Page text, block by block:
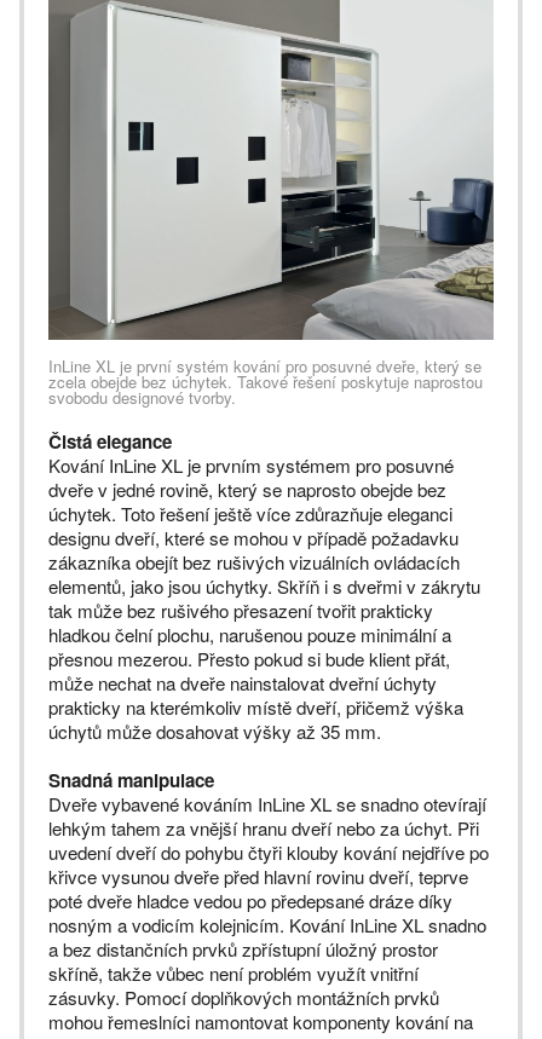
InLine XL je první systém kování pro posuvné dveře, který se
zcela obejde bez úchytek. Takové řešení poskytuje naprostou
svobodu designové tvorby.
Čistá elegance
Kování InLine XL je prvním systémem pro posuvné
dveře v jedné rovině, který se naprosto obejde bez
úchytek. Toto řešení ještě více zdůrazňuje eleganci
designu dveří, které se mohou v případě požadavku
zákazníka obejít bez rušivých vizuálních ovládacích
elementů, jako jsou úchytky. Skříň i s dveřmi v zákrytu
tak může bez rušivého přesazení tvořit prakticky
hladkou čelní plochu, narušenou pouze minimální a
přesnou mezerou. Přesto pokud si bude klient přát,
může nechat na dveře nainstalovat dveřní úchyty
prakticky na kterémkoliv místě dveří, přičemž výška
úchytů může dosahovat výšky až 35 mm.
Snadná manipulace
Dveře vybavené kováním InLine XL se snadno otevírají
lehkým tahem za vnější hranu dveří nebo za úchyt. Při
uvedení dveří do pohybu čtyři klouby kování nejdříve po
křivce vysunou dveře před hlavní rovinu dveří, teprve
poté dveře hladce vedou po předepsané dráze díky
nosným a vodicím kolejnicím. Kování InLine XL snadno
a bez distančních prvků zpřístupní úložný prostor
skříně, takže vůbec není problém využít vnitřní
zásuvky. Pomocí doplňkových montážních prvků
mohou řemeslníci namontovat komponenty kování na